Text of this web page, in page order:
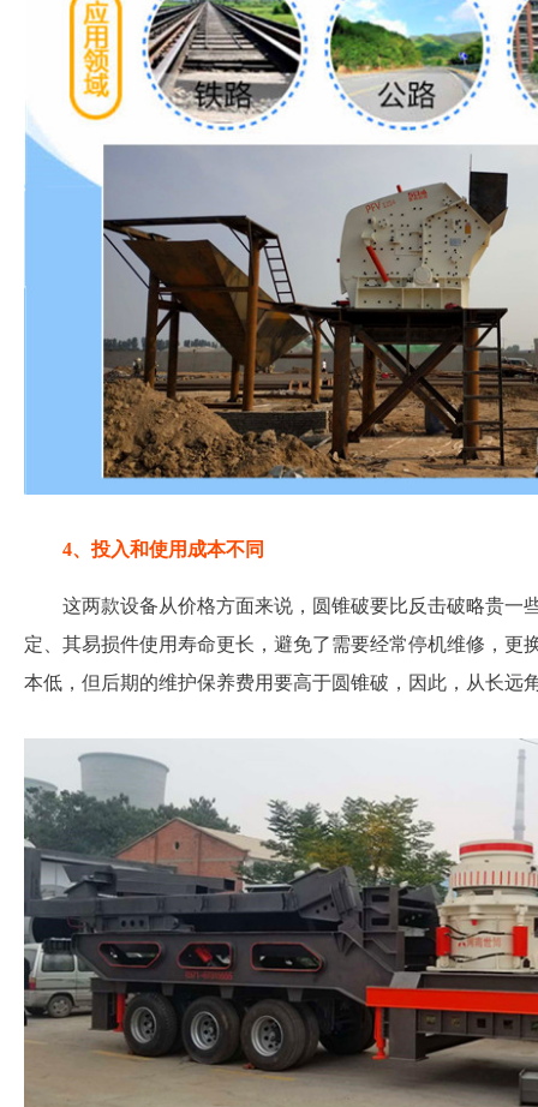
4、投入和使用成本不同
这两款设备从价格方面来说，圆锥破要比反击破略贵一
定、其易损件使用寿命更长，避免了需要经常停机维修，更
本低，但后期的维护保养费用要高于圆锥破，因此，从长远